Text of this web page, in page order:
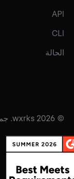
API
CLI
الحالة
© 2026 wxrks. جميع الحقوق محفوظة.